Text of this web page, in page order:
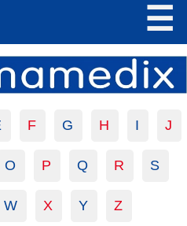
☰
F G H I J
O P Q R S
W X Y Z